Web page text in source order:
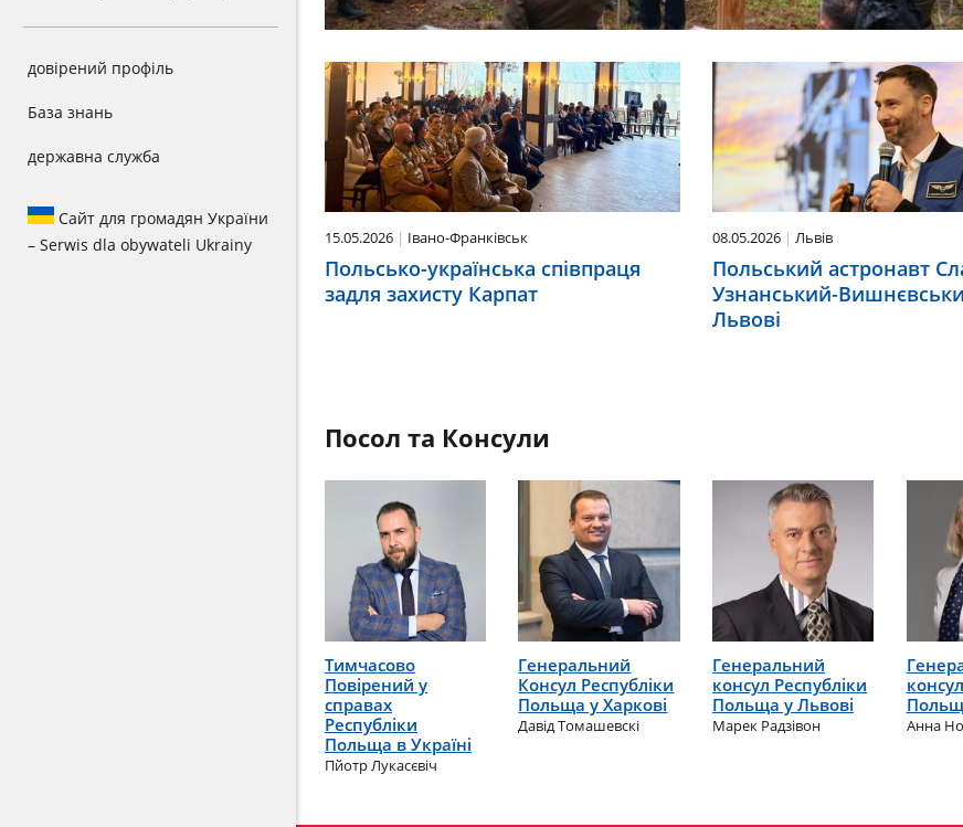
довірений профіль
База знань
державна служба
Сайт для громадян України
– Serwis dla obywateli Ukrainy
15.05.2026 Івано-Франківськ
Польсько-українська співпраця
задля захисту Карпат
08.05.2026 Львів
Польський астронавт
Узнанський-
Львові
Посол та Консули
Тимчасово
Повірений у
справах
Республіки
Польща в Україні
Пйотр Лукасєвіч
Генеральний
Консул Республіки
Польща у Харкові
Давід Томашевскі
Генеральний
консул Республіки
Польща у Львові
Марек Радзiвон Анна